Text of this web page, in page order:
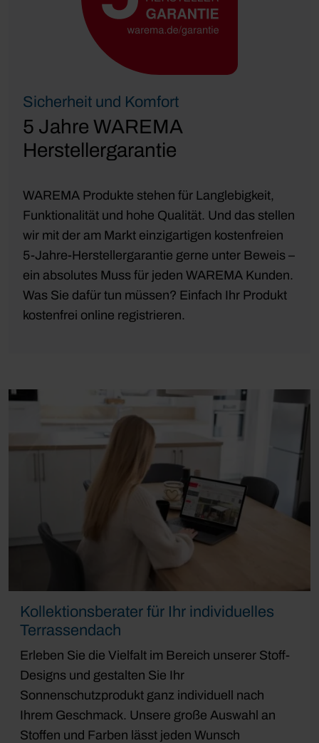
Sicherheit und Komfort
5 Jahre WAREMA
Herstellergarantie
WAREMA Produkte stehen für Langlebigkeit,
Funktionalität und hohe Qualität. Und das stellen
wir mit der am Markt einzigartigen kostenfreien
5-Jahre-Herstellergarantie gerne unter Beweis –
ein absolutes Muss für jeden WAREMA Kunden.
Was Sie dafür tun müssen? Einfach Ihr Produkt
kostenfrei online registrieren.
Kollektionsberater für Ihr individuelles
Terrassendach
Erleben Sie die Vielfalt im Bereich unserer Stoff-
Designs und gestalten Sie Ihr
Sonnenschutzprodukt ganz individuell nach
Ihrem Geschmack. Unsere große Auswahl an
Stoffen und Farben lässt jeden Wunsch